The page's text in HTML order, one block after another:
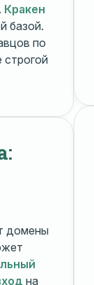
Кракен
базой.
по
домены
на